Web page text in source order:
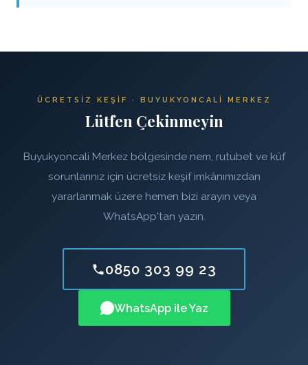
ÜCRETSIZ KEŞIF · BUYUKYONCALI MERKEZ
Lütfen Çekinmeyin
Buyukyoncali Merkez bölgesinde nem, rutubet ve küf
sorunlarınız için ücretsiz keşif imkânımızdan
yararlanmak üzere hemen bizi arayın veya
WhatsApp'tan yazın.
0850 303 99 23
WhatsApp ile Yaz